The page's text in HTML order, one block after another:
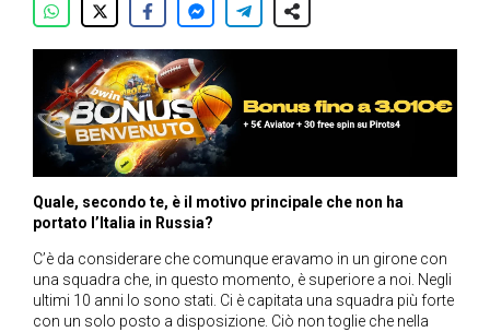
Quale, secondo te, è il motivo principale che non ha
portato l’Italia in Russia?
C’è da considerare che comunque eravamo in un girone con
una squadra che, in questo momento, è superiore a noi. Negli
ultimi 10 anni lo sono stati. Ci è capitata una squadra più forte
con un solo posto a disposizione. Ciò non toglie che nella